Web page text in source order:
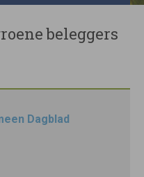
beleggers
Dagblad